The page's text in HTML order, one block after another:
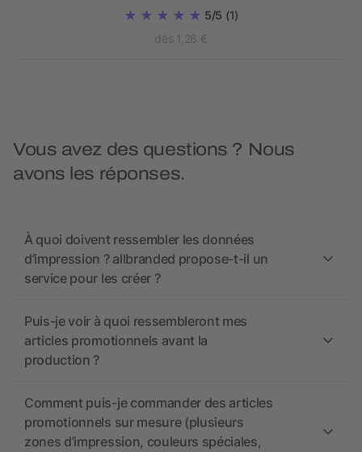
5/5 (1)
dès 1,26 €
Vous avez des questions ? Nous
avons les réponses.
À quoi doivent ressembler les données
d’impression ? allbranded propose-t-il un
service pour les créer ?
Puis-je voir à quoi ressembleront mes
articles promotionnels avant la
production ?
Comment puis-je commander des articles
promotionnels sur mesure (plusieurs
zones d’impression, couleurs spéciales,